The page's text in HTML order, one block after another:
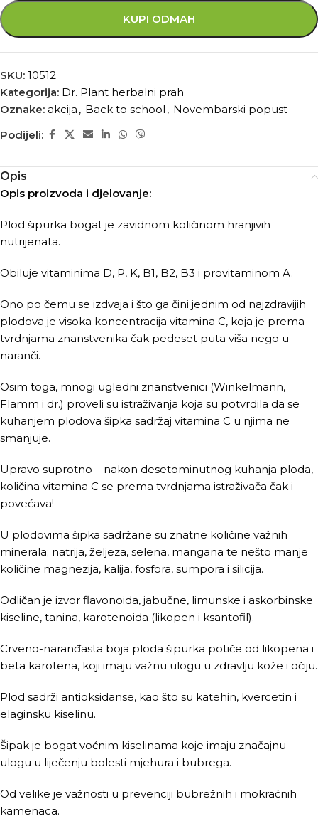
KUPI ODMAH
SKU: 10512
Kategorija: Dr. Plant herbalni prah
Oznake: akcija , Back to school , Novembarski popust
Podijeli:
Opis
Opis proizvoda i djelovanje:
Plod šipurka bogat je zavidnom količinom hranjivih
nutrijenata.
Obiluje vitaminima D, P, K, B1, B2, B3 i provitaminom A.
Ono po čemu se izdvaja i što ga čini jednim od najzdravijih
plodova je visoka koncentracija vitamina C, koja je prema
tvrdnjama znanstvenika čak pedeset puta viša nego u
naranči.
Osim toga, mnogi ugledni znanstvenici (Winkelmann,
Flamm i dr.) proveli su istraživanja koja su potvrdila da se
kuhanjem plodova šipka sadržaj vitamina C u njima ne
smanjuje.
Upravo suprotno – nakon desetominutnog kuhanja ploda,
količina vitamina C se prema tvrdnjama istraživača čak i
povećava!
U plodovima šipka sadržane su znatne količine važnih
minerala; natrija, željeza, selena, mangana te nešto manje
količine magnezija, kalija, fosfora, sumpora i silicija.
Odličan je izvor flavonoida, jabučne, limunske i askorbinske
kiseline, tanina, karotenoida (likopen i ksantofil).
Crveno-naranđasta boja ploda šipurka potiče od likopena i
beta karotena, koji imaju važnu ulogu u zdravlju kože i očiju.
Plod sadrži antioksidanse, kao što su katehin, kvercetin i
elaginsku kiselinu.
Šipak je bogat voćnim kiselinama koje imaju značajnu
ulogu u liječenju bolesti mjehura i bubrega.
Od velike je važnosti u prevenciji bubrežnih i mokraćnih
kamenaca.